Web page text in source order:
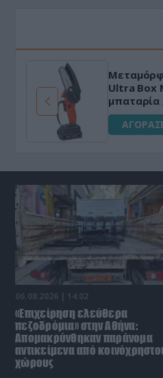
Ultra Box
μπαταρία
06.08.2026 | 14:02
«Επιχείρηση ελεύθερα
πεζοδρόμια» στην Αθήνα:
Απομακρύνθηκαν παράνομα
αντικείμενα από
χώρους